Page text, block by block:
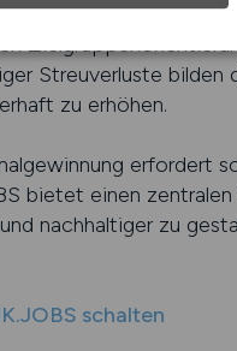
Streuverluste
zu erhöhen.
erfordert
bietet einen
nachhaltiger zu
schalten